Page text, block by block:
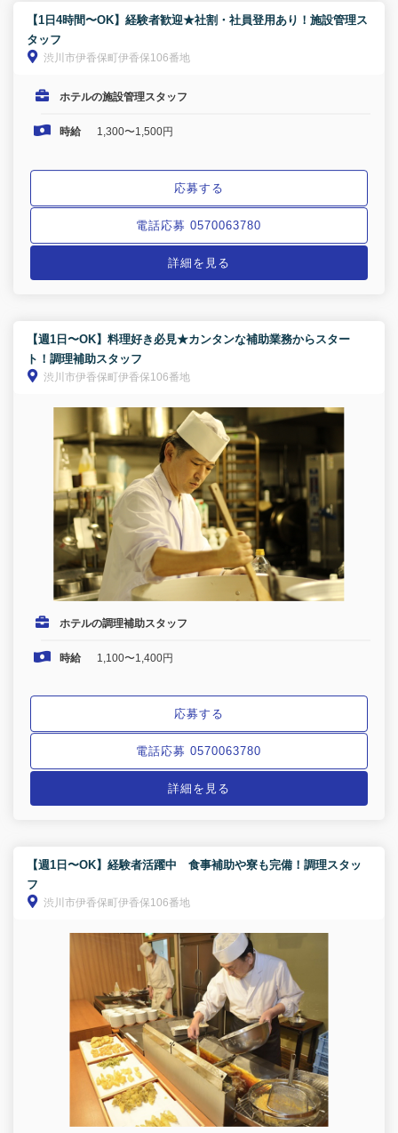
【1日4時間〜OK】経験者歓迎★社割・社員登用あり！施設管理ス
タッフ
渋川市伊香保町伊香保106番地
ホテルの施設管理スタッフ
時給 1,300〜1,500円
応募する
電話応募 0570063780
詳細を見る
【週1日〜OK】料理好き必見★カンタンな補助業務からスター
ト！調理補助スタッフ
渋川市伊香保町伊香保106番地
ホテルの調理補助スタッフ
時給 1,100〜1,400円
応募する
電話応募 0570063780
詳細を見る
【週1日〜OK】経験者活躍中 食事補助や寮も完備！調理スタッ
フ
渋川市伊香保町伊香保106番地